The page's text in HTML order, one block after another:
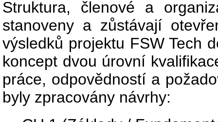
Struktura, členové a
stanoveny a zůstávají
výsledků projektu FSW Tech
koncept dvou úrovní
práce, odpovědností a
byly zpracovány návrhy: